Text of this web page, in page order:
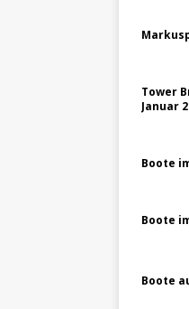
Tower
Januar
Boote
Boote
Boote